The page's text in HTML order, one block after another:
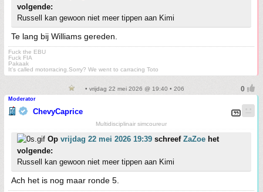
volgende:
Russell kan gewoon niet meer tippen aan Kimi
Te lang bij Williams gereden.
Fuck the EBU
Fuck FIA
Pakaak
It's called motorracing.Sorry? We went to carracing Toto
• vrijdag 22 mei 2026 @ 19:40 • 206
Moderator
ChevyCaprice
Multidisciplinair simcoureur
Op vrijdag 22 mei 2026 19:39 schreef ZaZoe het
volgende:
Russell kan gewoon niet meer tippen aan Kimi
Ach het is nog maar ronde 5.